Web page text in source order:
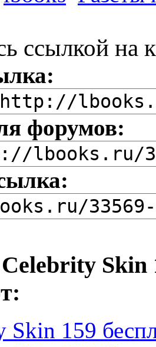
ссылкой на
форумов:
Skin
Skin 159